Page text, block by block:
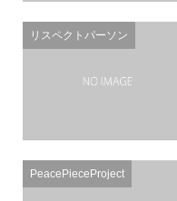
リスペクトパーソン
PeacePieceProject